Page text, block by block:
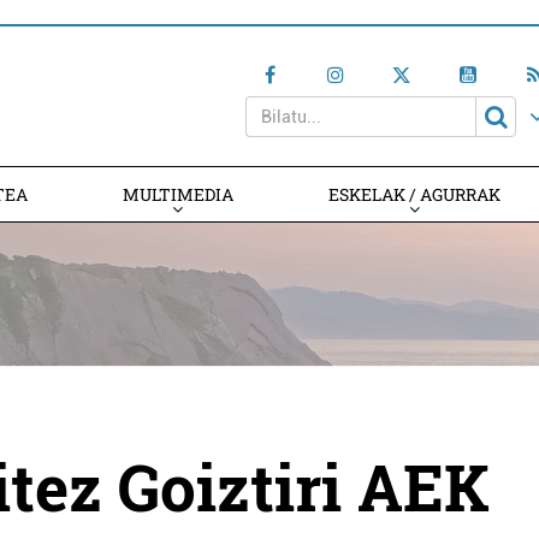
MULTIMEDIA ESKELAK / AGURRAK
Goiztiri AEK